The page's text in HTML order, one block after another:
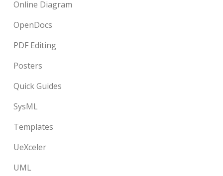
Online Diagram
OpenDocs
PDF Editing
Posters
Quick Guides
SysML
Templates
UeXceler
UML